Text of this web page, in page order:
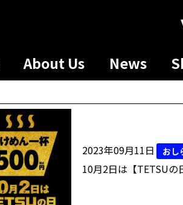
About Us News
2023年09月11日 おし
10月2日は【TETSUの